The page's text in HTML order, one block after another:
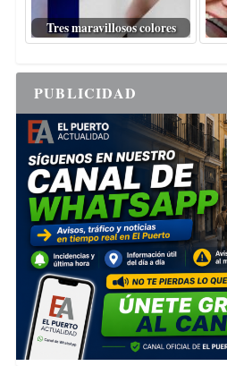
Tres maravillosos colores
PUBLICIDAD